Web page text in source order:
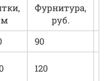
м
Фурнитура,
руб.
90
120